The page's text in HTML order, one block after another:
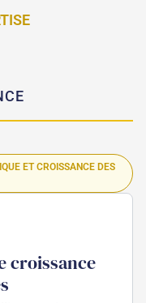
ET CROISSANCE DES
croissance